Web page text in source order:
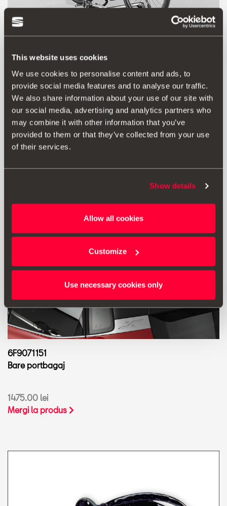
This website uses cookies
We use cookies to personalise content and ads, to
provide social media features and to analyse our traffic.
We also share information about your use of our site with
our social media, advertising and analytics partners who
may combine it with other information that you’ve
provided to them or that they’ve collected from your use
of their services.
Show details
Allow all cookies
Customize
Use necessary cookies only
5F9071128
Suport biciclete Thule
1518.00 lei
Mergi la produs
6F9071151
Bare portbagaj
1475.00 lei
Mergi la produs